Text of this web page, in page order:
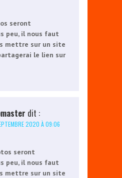
seront
peu, il nous faut
mettre sur un site
le lien sur
dit :
2020 À 09:06
seront
peu, il nous faut
mettre sur un site